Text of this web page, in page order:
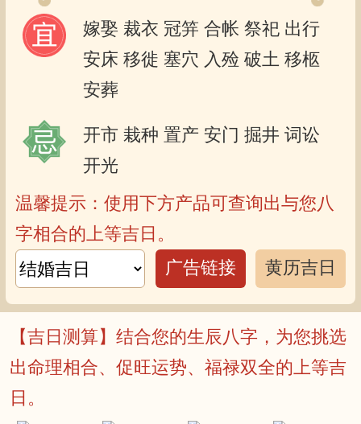
嫁娶 裁衣 冠笄 合帐 祭祀 出行
安床 移徙 塞穴 入殓 破土 移柩
安葬
开市 栽种 置产 词讼
安门 掘井
开光
温馨提示：使用下方产品可查询出与您八
字相合的上等吉日。
广告链接
黄历吉日
【吉日测算】结合您的生辰八字，为您挑选
出命理相合、促旺运势、福禄双全的上等吉
日。